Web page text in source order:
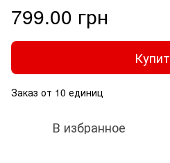
799.00 грн
Заказ от 10 единиц
В избранное